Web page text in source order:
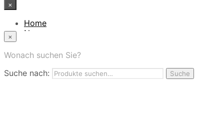
×
Home
News
App
Nutzungbedingungen
×
Wonach suchen Sie?
Suche nach:
Suche